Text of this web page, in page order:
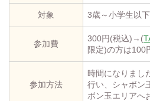
対象 3歳～小学生以下
参加費
300円(税込)→(
限定)の方は100
参加方法
時間になりまし
行い、シャボン
ボン玉エリアへ